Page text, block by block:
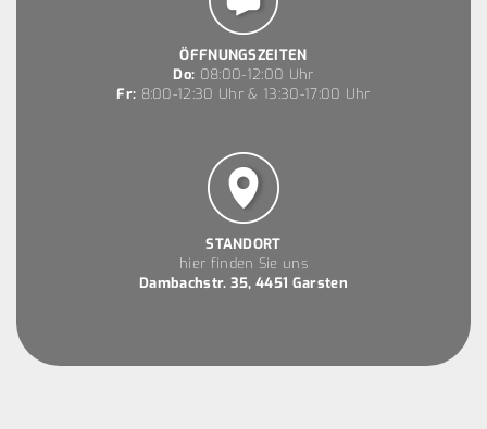
ÖFFNUNGSZEITEN
Do: 08:00-12:00 Uhr
Fr: 8:00-12:30 Uhr & 13:30-17:00 Uhr
STANDORT
hier finden Sie uns
Dambachstr. 35, 4451 Garsten